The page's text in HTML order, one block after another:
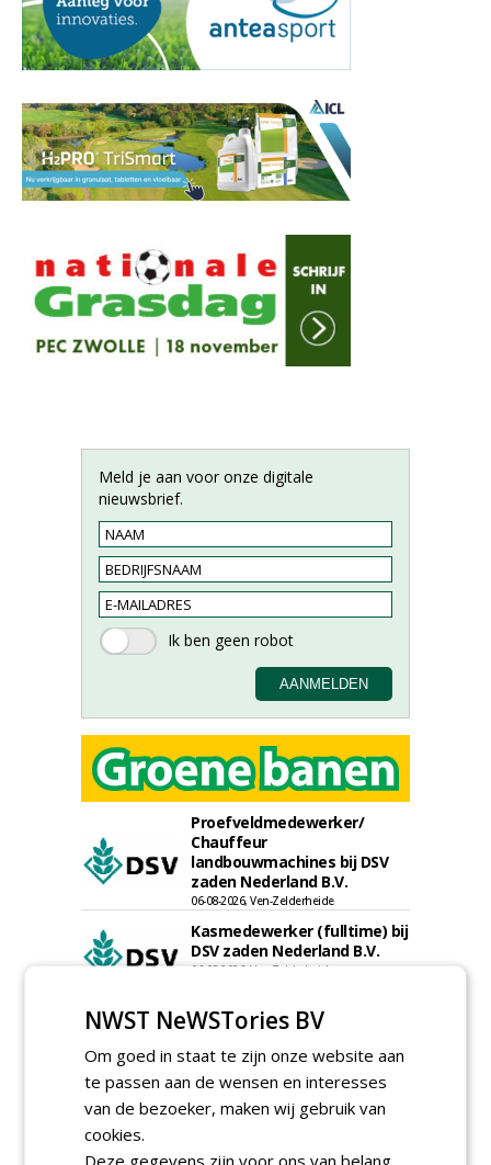
Meld je aan voor onze digitale
nieuwsbrief.
Proefveldmedewerker/
Chauffeur
landbouwmachines bij DSV
zaden Nederland B.V.
06-08-2026, Ven-Zelderheide
Kasmedewerker (fulltime) bij
DSV zaden Nederland B.V.
06-08-2026, Ven-Zelderheide
Projectleider Sport bij Antea
Realisatie
15-07-2026, Almere, Maastricht,
Oosterhout
Uitvoerder civiele techniek &
sport bij Antea Realisatie
NWST NeWSTories BV
Om goed in staat te zijn onze website aan
te passen aan de wensen en interesses
van de bezoeker, maken wij gebruik van
cookies.
Deze gegevens zijn voor ons van belang